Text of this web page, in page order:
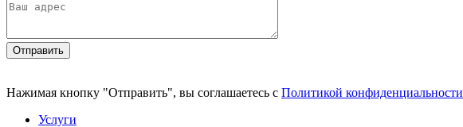
Отправить
Нажимая кнопку "Отправить", вы соглашаетесь с Политикой конфиденциальности
Услуги